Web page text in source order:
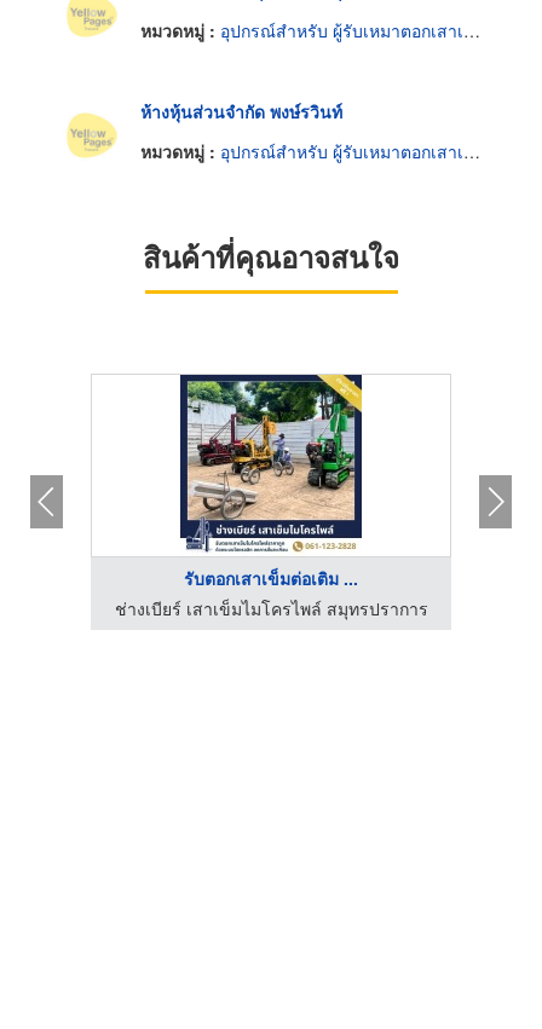
หมวดหมู่ : อุปกรณ์สำหรับ ผู้รับเหมาตอกเสาเข็ม
ห้างหุ้นส่วนจำกัด พงษ์รวินท์
หมวดหมู่ : อุปกรณ์สำหรับ ผู้รับเหมาตอกเสาเข็ม
สินค้าที่คุณอาจสนใจ
รับตอกเสาเข็มต่อเติม ...
ช่างเบียร์ เสาเข็มไมโครไพล์ สมุทรปราการ